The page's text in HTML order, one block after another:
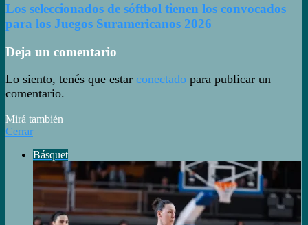
Los seleccionados de sóftbol tienen los convocados
para los Juegos Suramericanos 2026
Deja un comentario
Lo siento, tenés que estar conectado para publicar un
comentario.
Mirá también
Cerrar
Básquet